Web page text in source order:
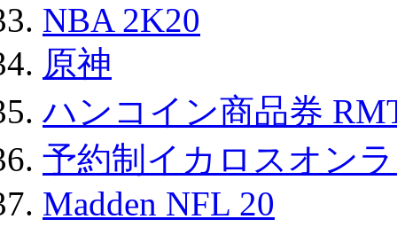
NBA 2K20
原神
ハンコイン商品券
予約制イカロスオン
Madden NFL 20